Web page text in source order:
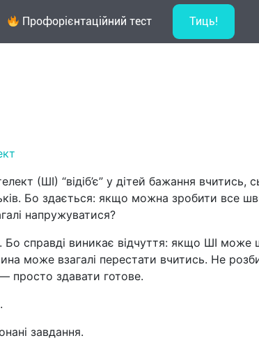
Профорієнтаційний тест Тиць!
де межа між
(ШІ) “відіб’є” у дітей бажання вчитись,
Бо здається: якщо можна зробити все
напружуватися?
Бо справді виникає відчуття: якщо ШІ може
може взагалі перестати вчитись. Не
просто здавати готове.
завдання.